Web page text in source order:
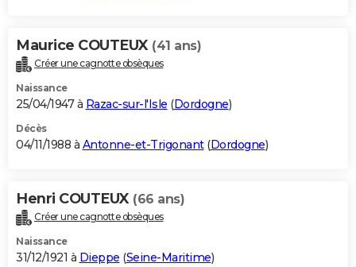
Maurice COUTEUX (41 ans)
Créer une cagnotte obsèques
Naissance
25/04/1947 à Razac-sur-l'Isle (Dordogne)
Décès
04/11/1988 à Antonne-et-Trigonant(Dordogne)
Henri COUTEUX (66 ans)
Créer une cagnotte obsèques
Naissance
31/12/1921 à Dieppe (Seine-Maritime)